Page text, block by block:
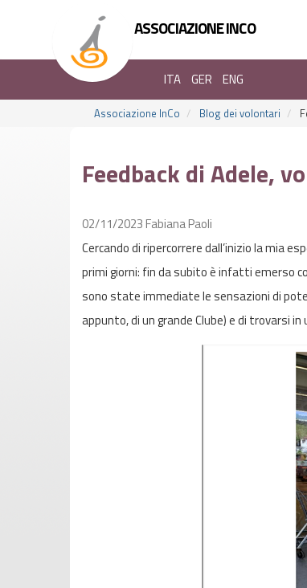
ASSOCIAZIONE INCO
ITA GER ENG
Associazione InCo Blog dei volontari
Feedback di Adele,
02/11/2023Fabiana Paoli
Cercando di ripercorrere dall’inizio la mia
primi giorni: fin da subito è infatti emerso
sono state immediate le sensazioni di
appunto, di un grande Clube) e di trovarsi